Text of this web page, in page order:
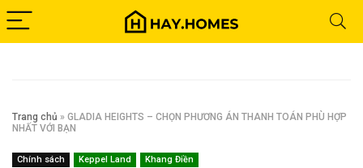
Trang chủ » GLADIA HEIGHTS – CHỌN PHƯƠNG ÁN THANH TOÁN PHÙ HỢP
NHẤT VỚI BẠN
Chính sách Keppel Land Khang Điền